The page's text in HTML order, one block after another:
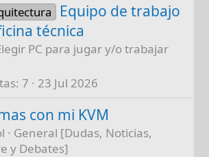
Equipo de trabajo
técnica
PC para jugar y/o trabajar
7 23 Jul 2026
con mi KVM
General [Dudas, Noticias,
y Debates]